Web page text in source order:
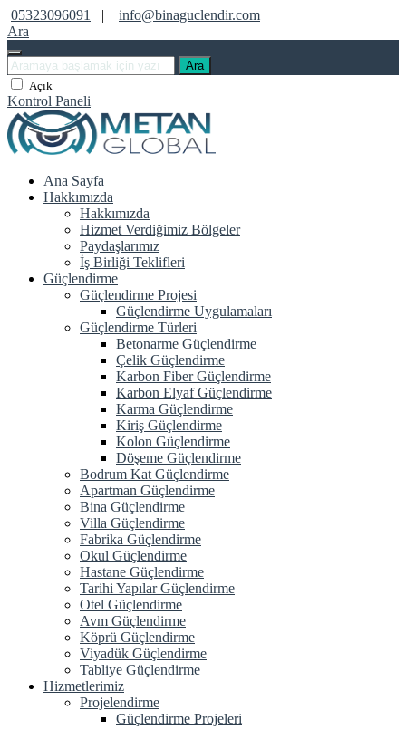
05323096091 |
info@binaguclendir.com
Ara
Ara
Açık
Kontrol Paneli
Ana Sayfa
Hakkımızda
Hakkımızda
Hizmet Verdiğimiz Bölgeler
Paydaşlarımız
İş Birliği Teklifleri
Güçlendirme
Güçlendirme Projesi
Güçlendirme Uygulamaları
Güçlendirme Türleri
Betonarme Güçlendirme
Çelik Güçlendirme
Karbon Fiber Güçlendirme
Karbon Elyaf Güçlendirme
Karma Güçlendirme
Kiriş Güçlendirme
Kolon Güçlendirme
Döşeme Güçlendirme
Bodrum Kat Güçlendirme
Apartman Güçlendirme
Bina Güçlendirme
Villa Güçlendirme
Fabrika Güçlendirme
Okul Güçlendirme
Hastane Güçlendirme
Tarihi Yapılar Güçlendirme
Otel Güçlendirme
Avm Güçlendirme
Köprü Güçlendirme
Viyadük Güçlendirme
Tabliye Güçlendirme
Hizmetlerimiz
Projelendirme
Güçlendirme Projeleri